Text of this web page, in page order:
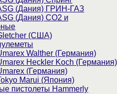
(Дания) ГРИН-ГАЗ
(Дания) CO2 и
(США)
Walther (Германия)
Heckler Koch (Германия)
(Германия)
Marui (Япония)
пистолеты Hammerly